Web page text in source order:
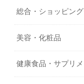
総合・ショッピン
美容・化粧品
健康食品・サプリメ